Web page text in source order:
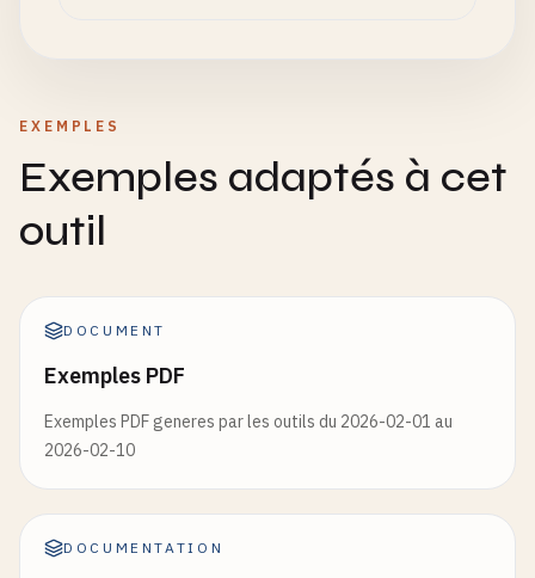
EXEMPLES
Exemples adaptés à cet
outil
DOCUMENT
Exemples PDF
Exemples PDF generes par les outils du 2026-02-01 au
2026-02-10
DOCUMENTATION